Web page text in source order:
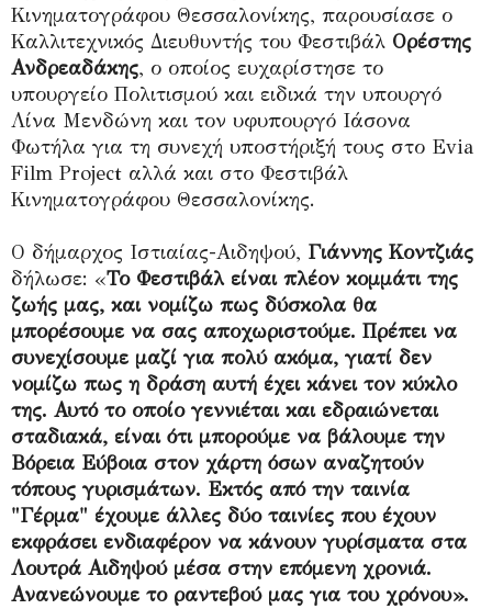
Κινηματογράφου Θεσσαλονίκης, παρουσίασε ο
Καλλιτεχνικός Διευθυντής του Φεστιβάλ Ορέστης
Ανδρεαδάκης, ο οποίος ευχαρίστησε το
υπουργείο Πολιτισμού και ειδικά την υπουργό
Λίνα Μενδώνη και τον υφυπουργό Ιάσονα
Φωτήλα για τη συνεχή υποστήριξή τους στο Evia
Film Project αλλά και στο Φεστιβάλ
Κινηματογράφου Θεσσαλονίκης.
O δήμαρχος Ιστιαίας-Αιδηψού, Γιάννης Κοντζιάς
δήλωσε: «Το Φεστιβάλ είναι πλέον κομμάτι της
ζωής μας, και νομίζω πως δύσκολα θα
μπορέσουμε να σας αποχωριστούμε. Πρέπει να
συνεχίσουμε μαζί για πολύ ακόμα, γιατί δεν
νομίζω πως η δράση αυτή έχει κάνει τον κύκλο
της. Αυτό το οποίο γεννιέται και εδραιώνεται
σταδιακά, είναι ότι μπορούμε να βάλουμε την
Βόρεια Εύβοια στον χάρτη όσων αναζητούν
τόπους γυρισμάτων. Εκτός από την ταινία
"Γέρμα" έχουμε άλλες δύο ταινίες που έχουν
εκφράσει ενδιαφέρον να κάνουν γυρίσματα στα
Λουτρά Αιδηψού μέσα στην επόμενη χρονιά.
Ανανεώνουμε το ραντεβού μας για του χρόνου».